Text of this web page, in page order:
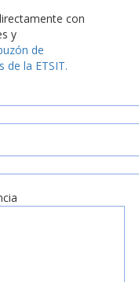
con
y
de
de la ETSIT.